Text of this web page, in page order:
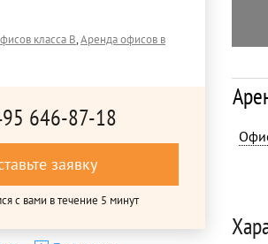
класса B,Аренда офисов в
646-87-18
заявку
с вами в течение 5 минут